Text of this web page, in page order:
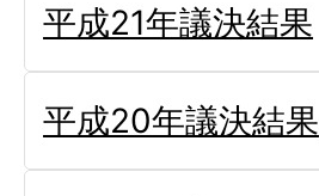
平成21年議決結果
平成20年議決結果